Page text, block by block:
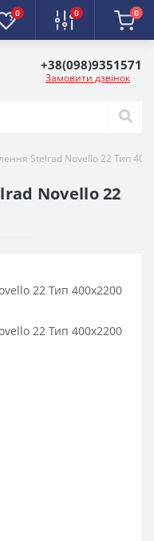
0 0 0
+38(098)9351571
Замовити дзвінок
Stelrad Novello 22 Тип
Novello 22